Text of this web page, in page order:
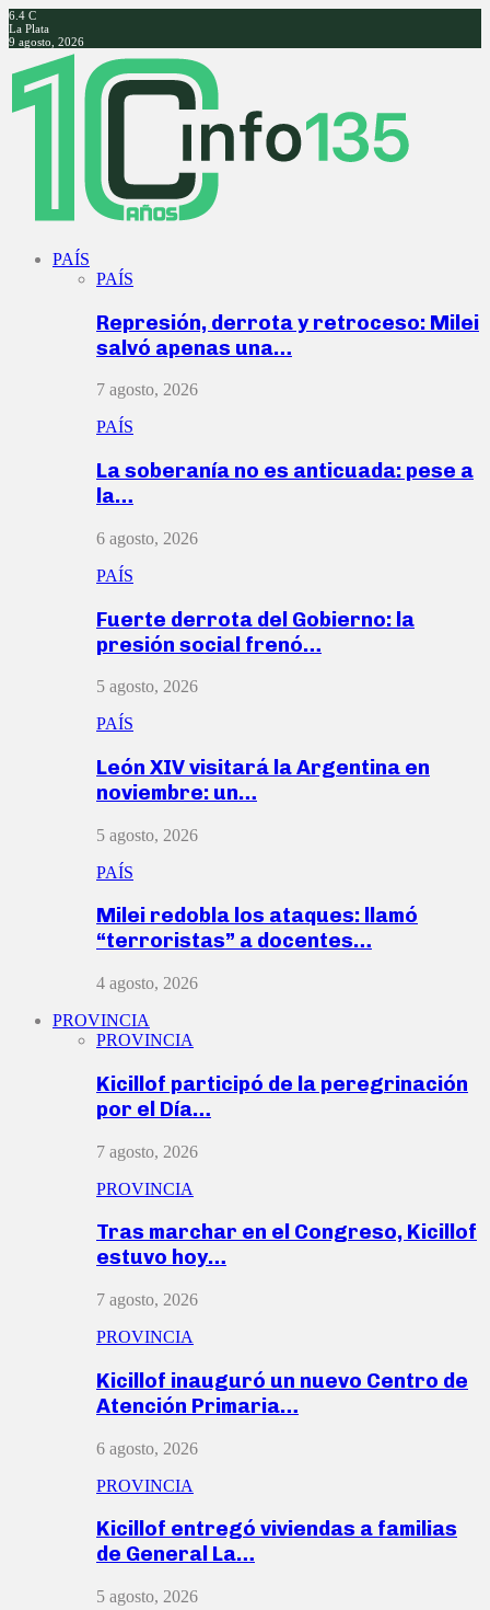
6.4 C
La Plata
9 agosto, 2026
Facebook
Twitter
Instagram
Youtube
PAÍS
PAÍS
Represión, derrota y retroceso: Milei
salvó apenas una…
7 agosto, 2026
PAÍS
La soberanía no es anticuada: pese a
la…
6 agosto, 2026
PAÍS
Fuerte derrota del Gobierno: la
presión social frenó…
5 agosto, 2026
PAÍS
León XIV visitará la Argentina en
noviembre: un…
5 agosto, 2026
PAÍS
Milei redobla los ataques: llamó
“terroristas” a docentes…
4 agosto, 2026
PROVINCIA
PROVINCIA
Kicillof participó de la peregrinación
por el Día…
7 agosto, 2026
PROVINCIA
Tras marchar en el Congreso, Kicillof
estuvo hoy…
7 agosto, 2026
PROVINCIA
Kicillof inauguró un nuevo Centro de
Atención Primaria…
6 agosto, 2026
PROVINCIA
Kicillof entregó viviendas a familias
de General La…
5 agosto, 2026